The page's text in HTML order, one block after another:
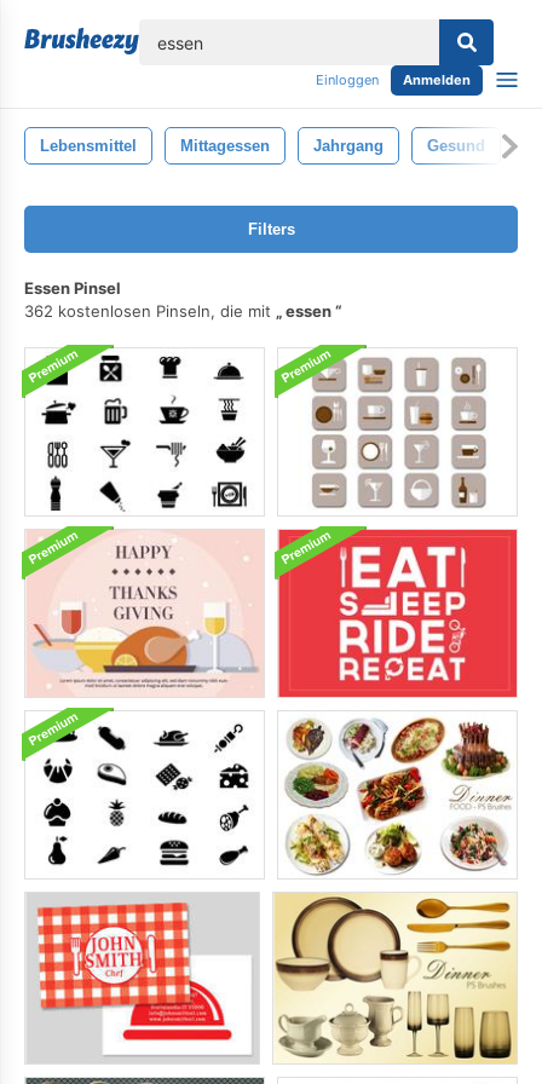
Einloggen Anmelden
Lebensmittel Mittagessen Jahrgang Gesund
Filters
Essen Pinsel
362 kostenlosen Pinseln, die mit
essen